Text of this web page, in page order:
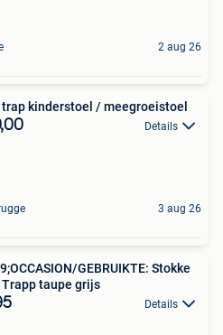
2 aug 26
kinderstoel / meegroeistoel
Details
3 aug 26
GEBRUIKTE: Stokke
taupe grijs
Details